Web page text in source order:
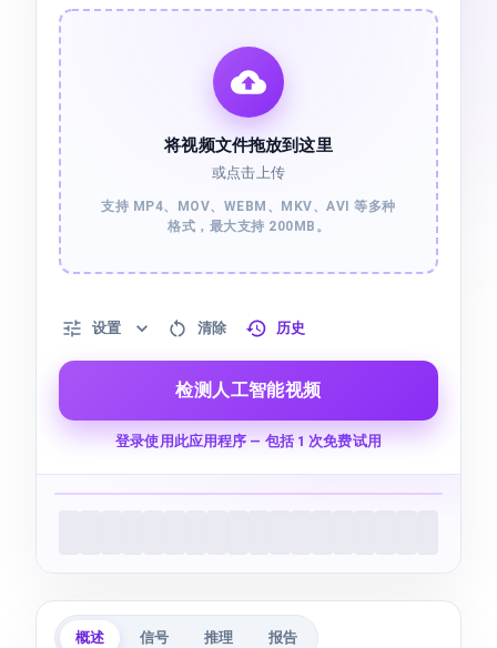
将视频文件拖放到这里
或点击上传
支持 MP4、MOV、WEBM、MKV、AVI 等多种
格式，最大支持 200MB。
设置 清除 历史
检测人工智能视频
登录使用此应用程序 — 包括 1 次免费试用
上传文件或粘贴链接后，视频预览将显示在
概述 信号 推理 报告